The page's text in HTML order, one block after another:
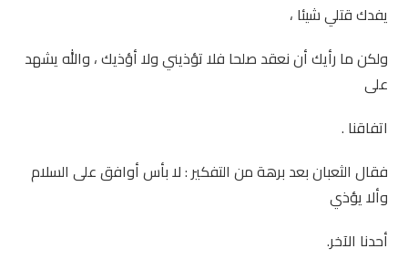
يفدك قتلي شيئا ،
ولكن ما رأيك أن نعقد صلحا فلا تؤذيني ولا أؤذيك ، والله يشهد
على
اتفاقنا .
فقال الثعبان بعد برهة من التفكير : لا بأس أوافق على السلام
وألا يؤذي
أحدنا الآخر.